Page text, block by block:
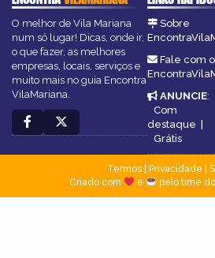
O melhor de Vila Mariana
num só lugar! Dicas, onde ir,
o que fazer, as melhores
empresas, locais, serviços e
muito mais no guia Encontra
VilaMariana.
Sobre
Fale com o
ANUNCIE:
Com
destaque |
Grátis
Termos| Privacidade
Criado com
e pelo time